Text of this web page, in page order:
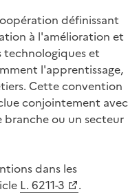
définissant
à l'amélioration et
et
l'apprentissage,
Cette convention
conjointement avec
branche ou un secteur
dans les
L. 6211-3 .